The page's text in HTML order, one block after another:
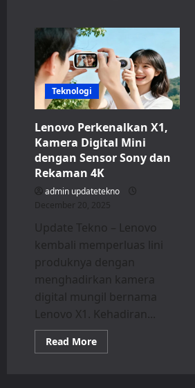
Teknologi
Lenovo Perkenalkan X1,
Kamera Digital Mini
dengan Sensor Sony dan
Rekaman 4K
admin updatetekno
December 20, 2025
Update Tekno – Lenovo
kembali memperluas lini
produknya dengan
menghadirkan kamera
digital mungil bernama
Lenovo X1. Kehadiran...
Read MoreRead
more